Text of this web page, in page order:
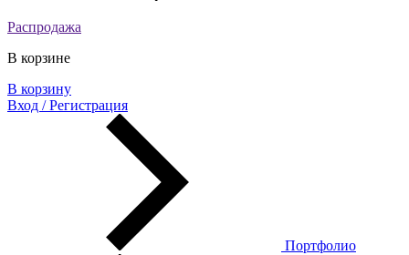
Распродажа
В корзине
В корзину
Вход / Регистрация
Портфолио